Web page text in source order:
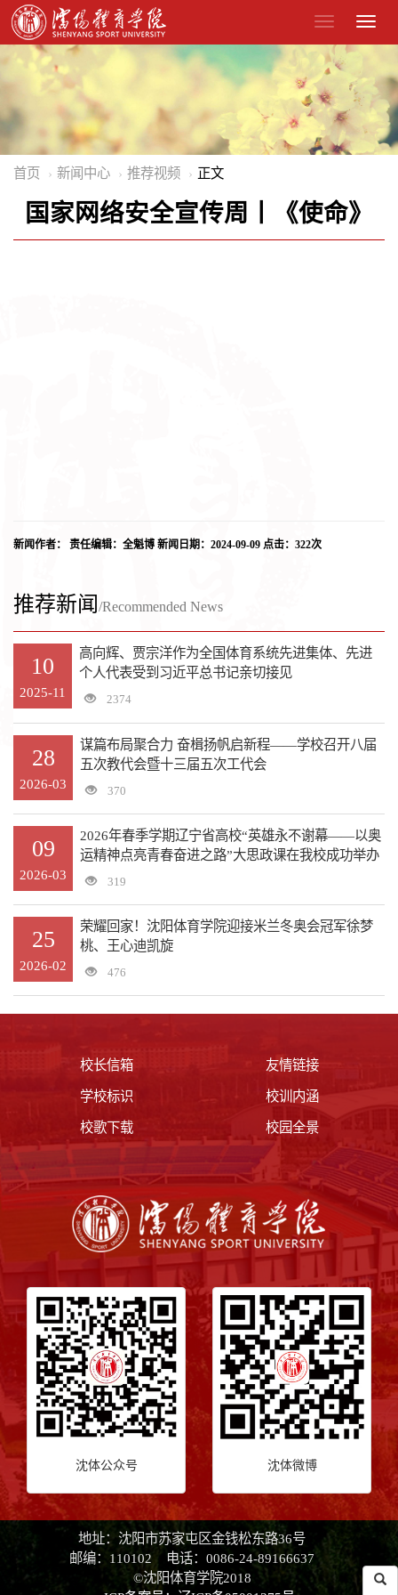
首页 新闻中心 推荐视频 正文
国家网络安全宣传周丨《使命》
新闻作者： 责任编辑：全魁博 新闻日期：2024-09-09 点击： 322次
推荐新闻 /Recommended News
10
2025-11
高向辉、贾宗洋作为全国体育系统先进集体、先进
个人代表受到习近平总书记亲切接见
2374
28
2026-03
谋篇布局聚合力 奋楫扬帆启新程——学校召开八届
五次教代会暨十三届五次工代会
370
09
2026-03
2026年春季学期辽宁省高校“英雄永不谢幕——以奥
运精神点亮青春奋进之路”大思政课在我校成功举办
319
25
2026-02
荣耀回家！沈阳体育学院迎接米兰冬奥会冠军徐梦
桃、王心迪凯旋
476
校长信箱 友情链接
学校标识 校训内涵
校歌下载 校园全景
沈体公众号 沈体微博
地址：沈阳市苏家屯区金钱松东路36号
邮编：110102 电话：0086-24-89166637
©沈阳体育学院2018